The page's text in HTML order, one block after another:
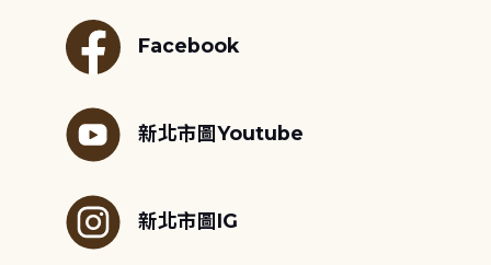
Facebook
新北市圖Youtube
新北市圖IG